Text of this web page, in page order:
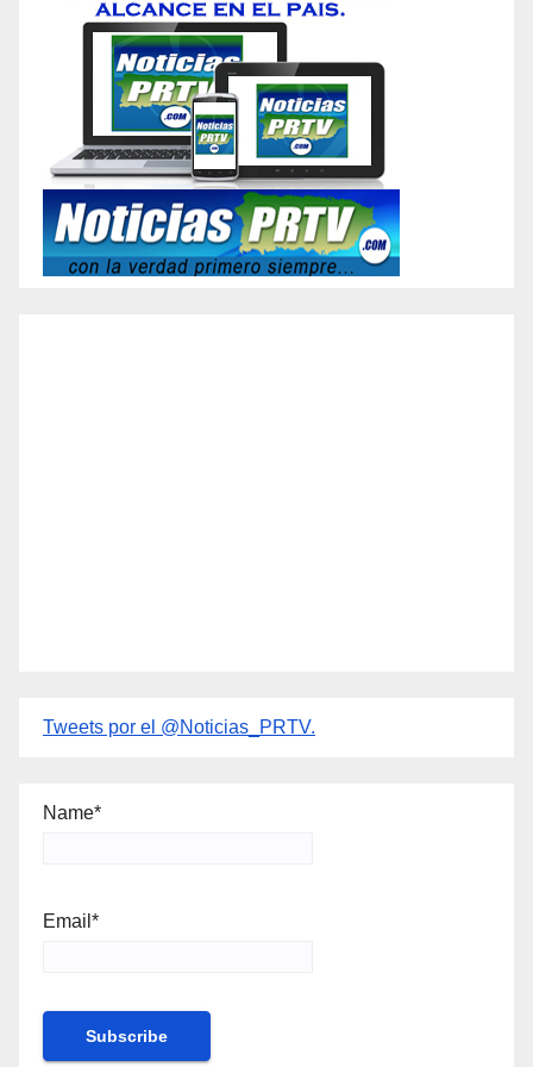
Tweets por el @Noticias_PRTV.
Name*
Email*